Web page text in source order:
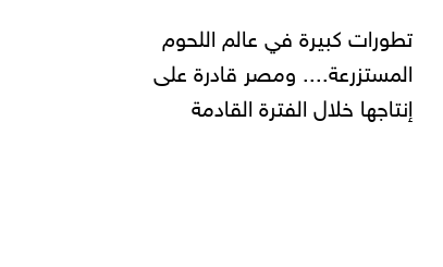
بعد تفوقها على الولايات
المتحدة.. البرازيل أصبحت أكبر
مصدر للذرة في العالم